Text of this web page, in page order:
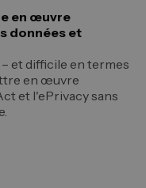
en œuvre
données et
– et difficile en termes
en œuvre
et l'ePrivacy sans